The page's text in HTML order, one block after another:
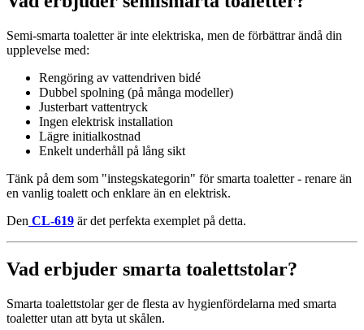
Semi-smarta toaletter är inte elektriska, men de förbättrar ändå din
upplevelse med:
Rengöring av vattendriven bidé
Dubbel spolning (på många modeller)
Justerbart vattentryck
Ingen elektrisk installation
Lägre initialkostnad
Enkelt underhåll på lång sikt
Tänk på dem som "instegskategorin" för smarta toaletter - renare än
en vanlig toalett och enklare än en elektrisk.
Den CL-619 är det perfekta exemplet på detta.
Vad erbjuder smarta toalettstolar?
Smarta toalettstolar ger de flesta av hygienfördelarna med smarta
toaletter utan att byta ut skålen.